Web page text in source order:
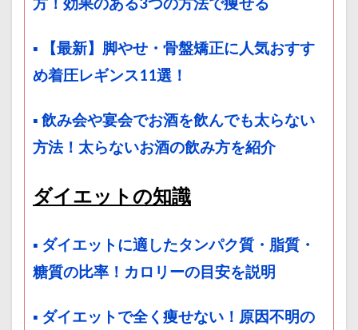
▪ 【最新】脚やせ・骨盤矯正に人気おすす
め着圧レギンス11選！
▪ 飲み会や宴会でお酒を飲んでも太らない
方法！太らないお酒の飲み方を紹介
ダイエットの知識
▪ ダイエットに適したタンパク質・脂質・
糖質の比率！カロリーの目安を説明
▪ ダイエットで全く痩せない！原因不明の